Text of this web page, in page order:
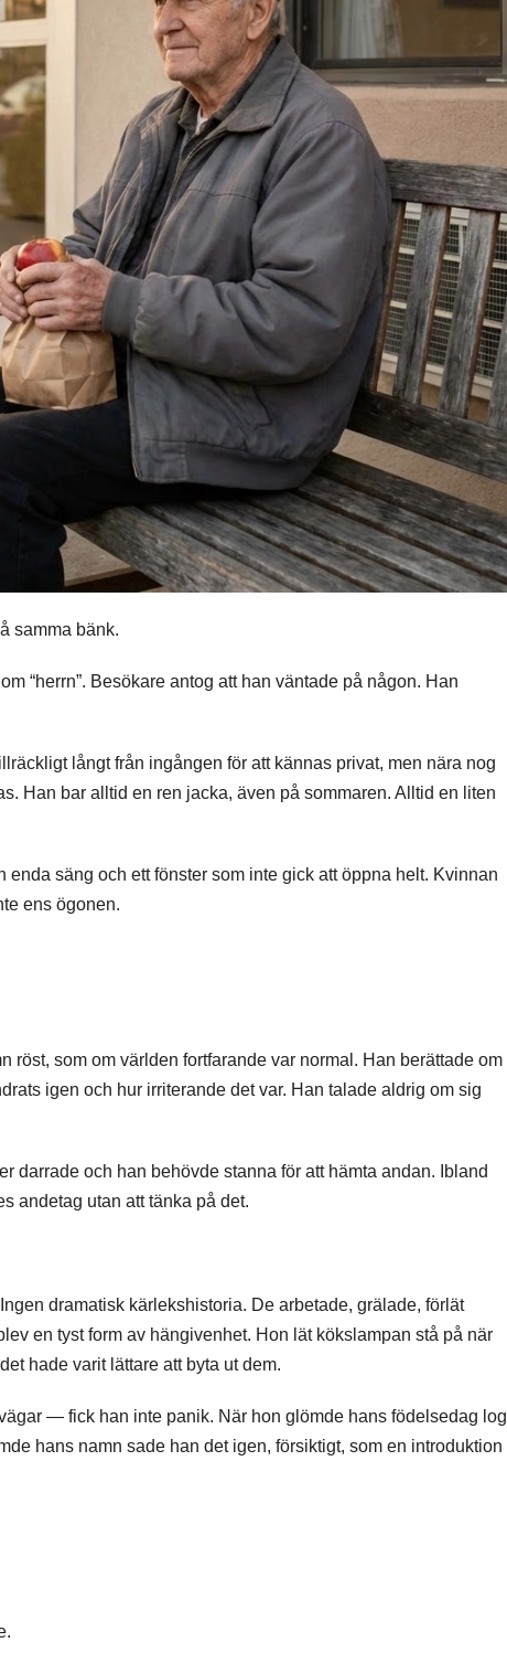
samma bänk.
“herrn”. Besökare antog att han väntade på någon. Han
långt från ingången för att kännas privat, men nära nog
Han bar alltid en ren jacka, även på sommaren. Alltid en liten
säng och ett fönster som inte gick att öppna helt. Kvinnan
ens ögonen.
röst, som om världen fortfarande var normal. Han berättade om
igen och hur irriterande det var. Han talade aldrig om sig
darrade och han behövde stanna för att hämta andan. Ibland
andetag utan att tänka på det.
dramatisk kärlekshistoria. De arbetade, grälade, förlät
en tyst form av hängivenhet. Hon lät kökslampan stå på när
hade varit lättare att byta ut dem.
— fick han inte panik. När hon glömde hans födelsedag log
hans namn sade han det igen, försiktigt, som en introduktion